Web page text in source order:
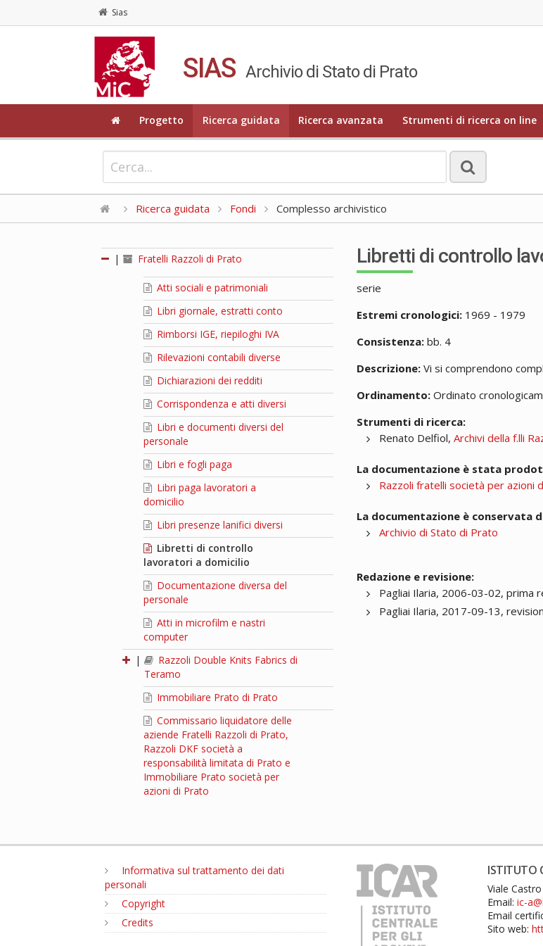
Sias
SIAS Archivio di Stato di Prato
Progetto Ricerca guidata Ricerca avanzata Strumenti di ricerca on line
Ricerca guidata Fondi Complesso archivistico
| Fratelli Razzoli di Prato
Atti sociali e patrimoniali
Libri giornale, estratti conto
Rimborsi IGE, riepiloghi IVA
Rilevazioni contabili diverse
Dichiarazioni dei redditi
Corrispondenza e atti diversi
Libri e documenti diversi del
personale
Libri e fogli paga
Libri paga lavoratori a
domicilio
Libri presenze lanifici diversi
Libretti di controllo
lavoratori a domicilio
Documentazione diversa del
personale
Atti in microfilm e nastri
computer
|
Razzoli Double Knits Fabrics di
Teramo
Immobiliare Prato di Prato
Commissario liquidatore delle
aziende Fratelli Razzoli di Prato,
Razzoli DKF società a
responsabilità limitata di Prato e
Immobiliare Prato società per
azioni di Prato
Libretti di controllo
serie
Estremi cronologici: 1969 - 1979
Consistenza: bb. 4
Descrizione: Vi si comprendono
Ordinamento: Ordinato
Strumenti di ricerca:
Renato Delfiol,Archivi della f.lli
La documentazione è stata
Razzoli fratelli società per azioni
La documentazione è conservata
Archivio di Stato di Prato
Redazione e revisione:
Pagliai Ilaria, 2006-03-02, prima
Pagliai Ilaria, 2017-09-13,
Informativa sul trattamento dei dati
personali
Copyright
Credits
ISTITUTO
Viale
Email:ic-
Email
Sito web: